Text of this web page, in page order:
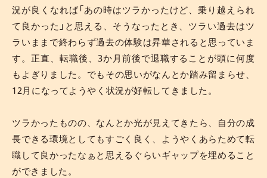
況が良くなれば「あの時はツラかったけど、乗り越えられ
て良かった」と思える、そうなったとき、ツラい過去はツ
ラいままで終わらず過去の体験は昇華されると思っていま
す。正直、転職後、3か月前後で退職することが頭に何度
もよぎりました。でもその思いがなんとか踏み留まらせ、
12月になってようやく状況が好転してきました。
ツラかったものの、なんとか光が見えてきたら、自分の成
長できる環境としてもすごく良く、ようやくあらためて転
職して良かったなぁと思えるぐらいギャップを埋めること
ができました。